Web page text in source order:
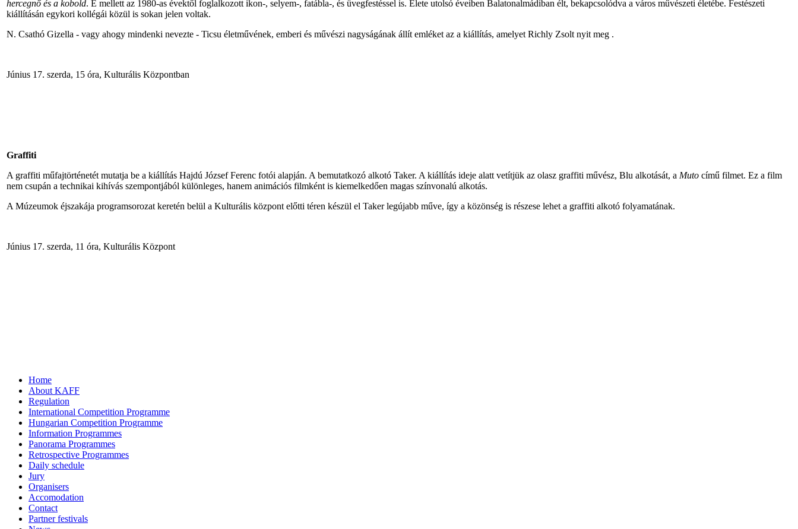
hercegnő és a kobold. E mellett az 1980-as évektől foglalkozott ikon-, selyem-, fatábla-, és üvegfestéssel is. Élete utolsó éveiben Balatonalmádiban élt, bekapcsolódva a város művészeti életébe. Festészeti
kiállításán egykori kollégái közül is sokan jelen voltak.
N. Csathó Gizella - vagy ahogy mindenki nevezte - Ticsu életművének, emberi és művészi nagyságának állít emléket az a kiállítás, amelyet Richly Zsolt nyit meg .
Június 17. szerda, 15 óra, Kulturális Központban
Graffiti
A graffiti műfajtörténetét mutatja be a kiállítás Hajdú József Ferenc fotói alapján. A bemutatkozó alkotó Taker. A kiállítás ideje alatt vetítjük az olasz graffiti művész, Blu alkotását, a Muto című filmet. Ez a film
nem csupán a technikai kihívás szempontjából különleges, hanem animációs filmként is kiemelkedően magas színvonalú alkotás.
A Múzeumok éjszakája programsorozat keretén belül a Kulturális központ előtti téren készül el Taker legújabb műve, így a közönség is részese lehet a graffiti alkotó folyamatának.
Június 17. szerda, 11 óra, Kulturális Központ
Home
About KAFF
Regulation
International Competition Programme
Hungarian Competition Programme
Information Programmes
Panorama Programmes
Retrospective Programmes
Daily schedule
Jury
Organisers
Accomodation
Contact
Partner festivals